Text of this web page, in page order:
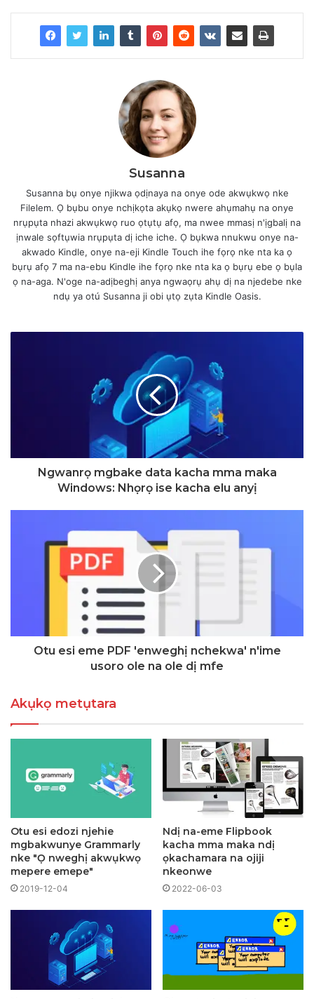
Susanna
Susanna bụ onye njikwa ọdịnaya na onye ode akwụkwọ nke
Filelem. Ọ bụbu onye nchịkọta akụkọ nwere ahụmahụ na onye
nrụpụta nhazi akwụkwọ ruo ọtụtụ afọ, ma nwee mmasị n'ịgbalị na
ịnwale sọftụwia nrụpụta dị iche iche. Ọ bụkwa nnukwu onye na-
akwado Kindle, onye na-eji Kindle Touch ihe fọrọ nke nta ka ọ
bụrụ afọ 7 ma na-ebu Kindle ihe fọrọ nke nta ka ọ bụrụ ebe ọ bụla
ọ na-aga. N'oge na-adịbeghị anya ngwaọrụ ahụ dị na njedebe nke
ndụ ya otú Susanna ji obi ụtọ zụta Kindle Oasis.
Ngwanrọ mgbake data kacha mma maka
Windows: Nhọrọ ise kacha elu anyị
Otu esi eme PDF 'enweghị nchekwa' n'ime
usoro ole na ole dị mfe
Akụkọ metụtara
Otu esi edozi njehie
mgbakwunye Grammarly
nke "Ọ nweghị akwụkwọ
mepere emepe"
2019-12-04
Ndị na-eme Flipbook
kacha mma maka ndị
ọkachamara na ojiji
nkeonwe
2022-06-03